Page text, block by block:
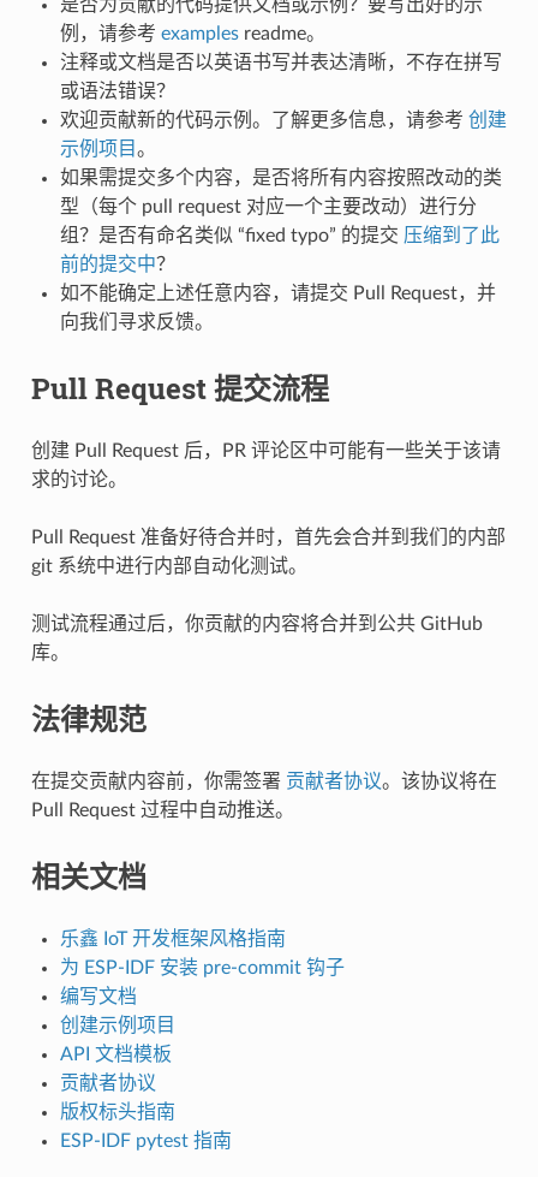
是否为贡献的代码提供文档或示例？要写出好的示
例，请参考 examplesreadme。
注释或文档是否以英语书写并表达清晰，不存在拼写
或语法错误？
欢迎贡献新的代码示例。了解更多信息，请参考 创建
示例项目。
如果需提交多个内容，是否将所有内容按照改动的类
型（每个 pull request 对应一个主要改动）进行分
组？是否有命名类似 “fixed typo” 的提交 压缩到了此
前的提交中？
如不能确定上述任意内容，请提交 Pull Request，并
向我们寻求反馈。
Pull Request 提交流程
创建 Pull Request 后，PR 评论区中可能有一些关于该请
求的讨论。
Pull Request 准备好待合并时，首先会合并到我们的内部
git 系统中进行内部自动化测试。
测试流程通过后，你贡献的内容将合并到公共 GitHub
库。
法律规范
在提交贡献内容前，你需签署 贡献者协议。该协议将在
Pull Request 过程中自动推送。
相关文档
乐鑫 IoT 开发框架风格指南
为 ESP-IDF 安装 pre-commit 钩子
编写文档
创建示例项目
API 文档模板
贡献者协议
版权标头指南
ESP-IDF pytest 指南